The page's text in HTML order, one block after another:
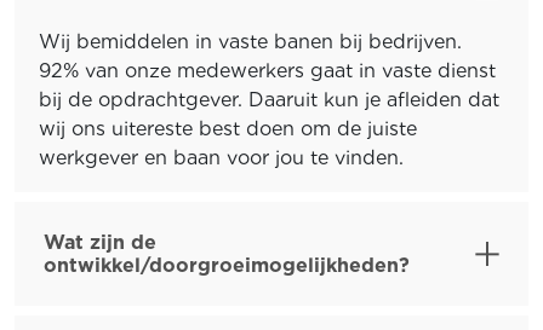
Wij bemiddelen in vaste banen bij bedrijven.
92% van onze medewerkers gaat in vaste dienst
bij de opdrachtgever. Daaruit kun je afleiden dat
wij ons uitereste best doen om de juiste
werkgever en baan voor jou te vinden.
Wat zijn de
ontwikkel/doorgroeimogelijkheden?